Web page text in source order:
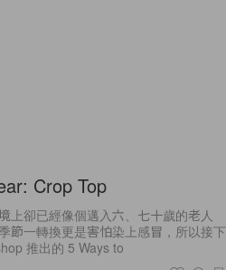
Crop Top
上卻已經像個邁入六、七十歲的老人
節一轉換更是害怕染上感冒，所以接下
推出的 5 Ways to